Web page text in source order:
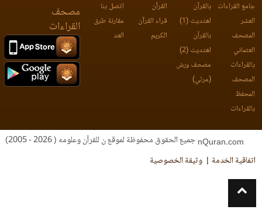
جامع القراءات
العشر
المصحف
العثماني
بالقراءات
المصحف
المحفظ
بالقراءات
بالقرآن
اهتديت (1)
بالقرآن
اهتديت (2)
مصحف ورش
(مرئي)
القرآن
قراء القرآن
الكريم
اتصل بنا
مقارنة طرق
العد
مصحف
القراءات
جميع الحقوق محفوظة لموقع ن للقرآن وعلومه ( 2026 - 2005)
اتفاقية الخدمة
وثيقة الخصوصية